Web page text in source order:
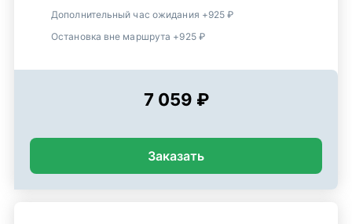
Дополнительный час ожидания +925 ₽
Остановка вне маршрута +925 ₽
7 059 ₽
Заказать